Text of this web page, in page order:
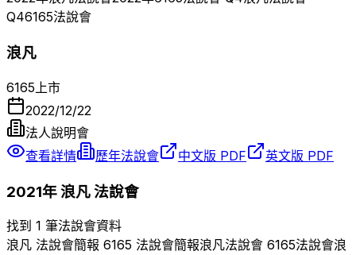
Q46165法說會
浪凡
6165 上市
2022/12/22
法人說明會
查看詳情
歷年法說會 中文版 PDF 英文版 PDF
2021年浪凡法說會
找到 1 筆法說會資料
浪凡 法說會簡報 6165 法說會簡報浪凡法說會 6165法說會浪